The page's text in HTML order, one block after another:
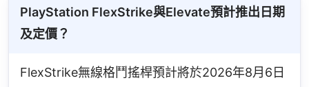
PlayStation FlexStrike與Elevate預計推出日期
及定價？
FlexStrike無線格鬥搖桿預計將於2026年8月6日